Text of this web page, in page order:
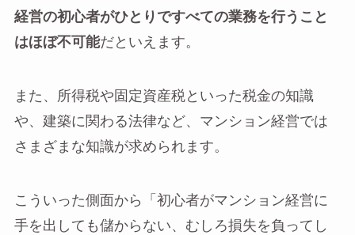
経営の初心者がひとりですべての業務を行うこと
はほぼ不可能だといえます。
また、所得税や固定資産税といった税金の知識
や、建築に関わる法律など、マンション経営では
さまざまな知識が求められます。
こういった側面から「初心者がマンション経営に
手を出しても儲からない、むしろ損失を負ってし